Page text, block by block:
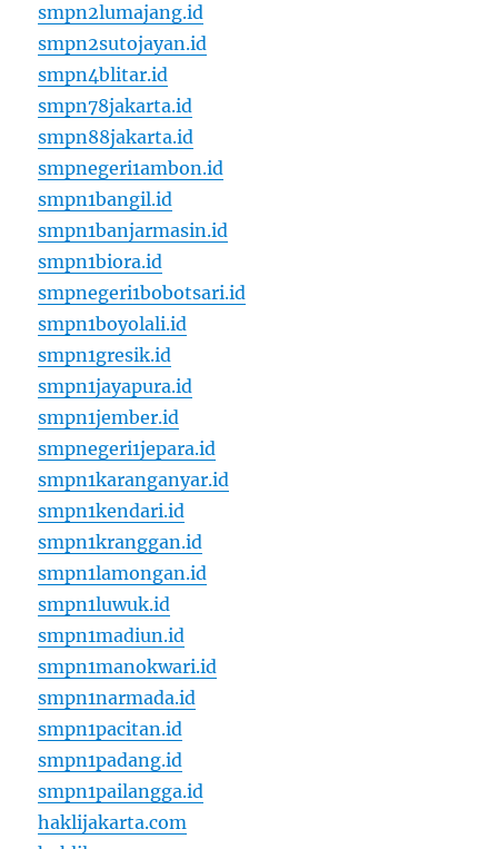
smpn2lumajang.id
smpn2sutojayan.id
smpn4blitar.id
smpn78jakarta.id
smpn88jakarta.id
smpnegeri1ambon.id
smpn1bangil.id
smpn1banjarmasin.id
smpn1biora.id
smpnegeri1bobotsari.id
smpn1boyolali.id
smpn1gresik.id
smpn1jayapura.id
smpn1jember.id
smpnegeri1jepara.id
smpn1karanganyar.id
smpn1kendari.id
smpn1kranggan.id
smpn1lamongan.id
smpn1luwuk.id
smpn1madiun.id
smpn1manokwari.id
smpn1narmada.id
smpn1pacitan.id
smpn1padang.id
smpn1pailangga.id
haklijakarta.com